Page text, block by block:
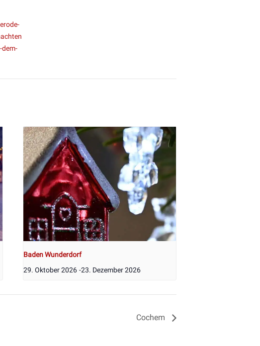
dem-
Baden Wunderdorf
29. Oktober 2026 -23. Dezember 2026
Cochem